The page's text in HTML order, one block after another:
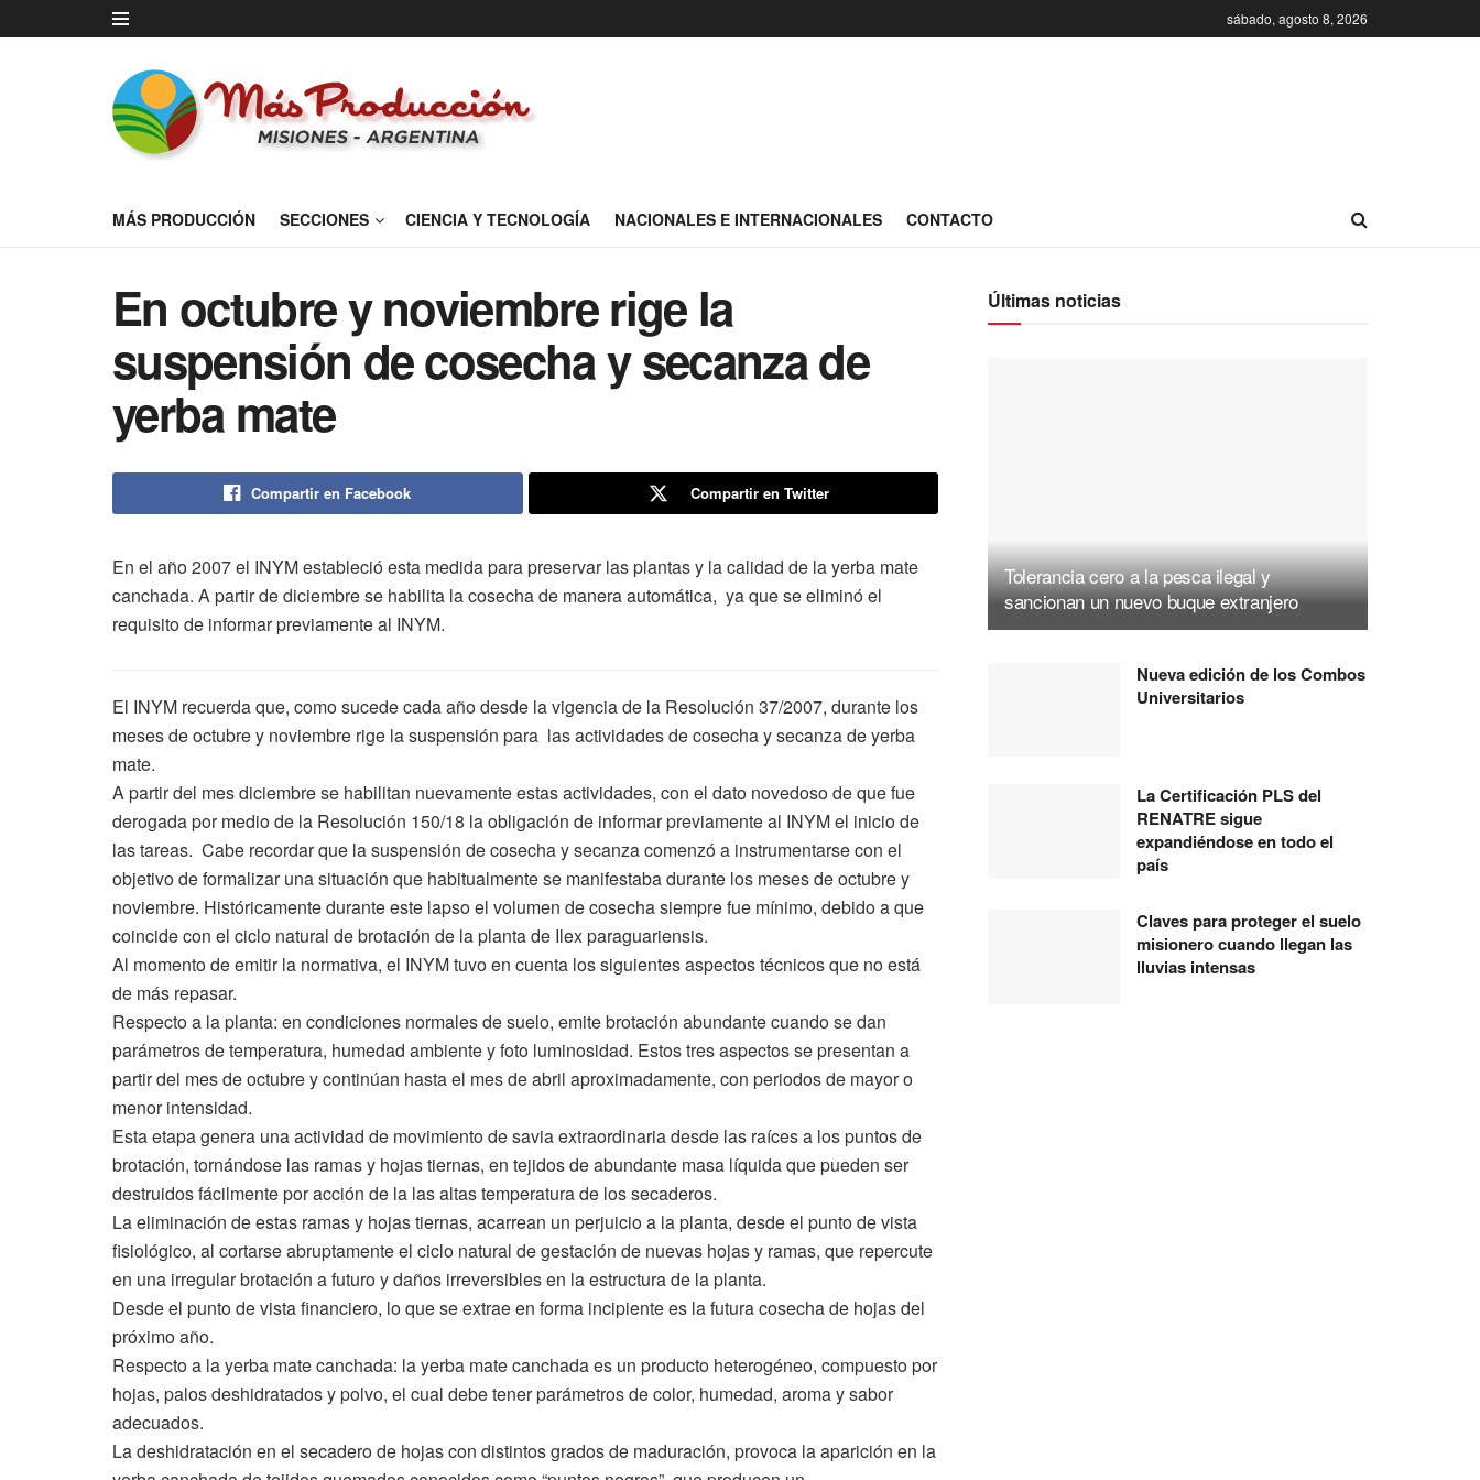
sábado, agosto 8, 2026
MÁS PRODUCCIÓN SECCIONES CIENCIA Y TECNOLOGÍA NACIONALES E INTERNACIONALES CONTACTO
En octubre y noviembre rige la
suspensión de cosecha y secanza de
yerba mate
Compartir en Facebook Compartir en Twitter
En el año 2007 el INYM estableció esta medida para preservar las plantas y la calidad de la yerba mate
canchada. A partir de diciembre se habilita la cosecha de manera automática, ya que se eliminó el
requisito de informar previamente al INYM.
El INYM recuerda que, como sucede cada año desde la vigencia de la Resolución 37/2007, durante los
meses de octubre y noviembre rige la suspensión para las actividades de cosecha y secanza de yerba
mate.
A partir del mes diciembre se habilitan nuevamente estas actividades, con el dato novedoso de que fue
derogada por medio de la Resolución 150/18 la obligación de informar previamente al INYM el inicio de
las tareas. Cabe recordar que la suspensión de cosecha y secanza comenzó a instrumentarse con el
objetivo de formalizar una situación que habitualmente se manifestaba durante los meses de octubre y
noviembre. Históricamente durante este lapso el volumen de cosecha siempre fue mínimo, debido a que
coincide con el ciclo natural de brotación de la planta de Ilex paraguariensis.
Al momento de emitir la normativa, el INYM tuvo en cuenta los siguientes aspectos técnicos que no está
de más repasar.
Respecto a la planta: en condiciones normales de suelo, emite brotación abundante cuando se dan
parámetros de temperatura, humedad ambiente y foto luminosidad. Estos tres aspectos se presentan a
partir del mes de octubre y continúan hasta el mes de abril aproximadamente, con periodos de mayor o
menor intensidad.
Esta etapa genera una actividad de movimiento de savia extraordinaria desde las raíces a los puntos de
brotación, tornándose las ramas y hojas tiernas, en tejidos de abundante masa líquida que pueden ser
destruidos fácilmente por acción de la las altas temperatura de los secaderos.
La eliminación de estas ramas y hojas tiernas, acarrean un perjuicio a la planta, desde el punto de vista
fisiológico, al cortarse abruptamente el ciclo natural de gestación de nuevas hojas y ramas, que repercute
en una irregular brotación a futuro y daños irreversibles en la estructura de la planta.
Desde el punto de vista financiero, lo que se extrae en forma incipiente es la futura cosecha de hojas del
próximo año.
Respecto a la yerba mate canchada: la yerba mate canchada es un producto heterogéneo, compuesto por
hojas, palos deshidratados y polvo, el cual debe tener parámetros de color, humedad, aroma y sabor
adecuados.
La deshidratación en el secadero de hojas con distintos grados de maduración, provoca la aparición en la
Últimas noticias
Tolerancia cero a la pesca ilegal y
sancionan un nuevo buque extranjero
Nueva edición de los Combos
Universitarios
La Certificación PLS del
RENATRE sigue
expandiéndose en todo el
país
Claves para proteger el suelo
misionero cuando llegan las
lluvias intensas